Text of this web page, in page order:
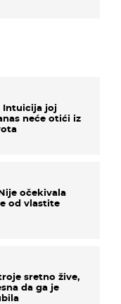
Intuicija joj
neće otići iz
očekivala
od vlastite
sretno žive,
da ga je